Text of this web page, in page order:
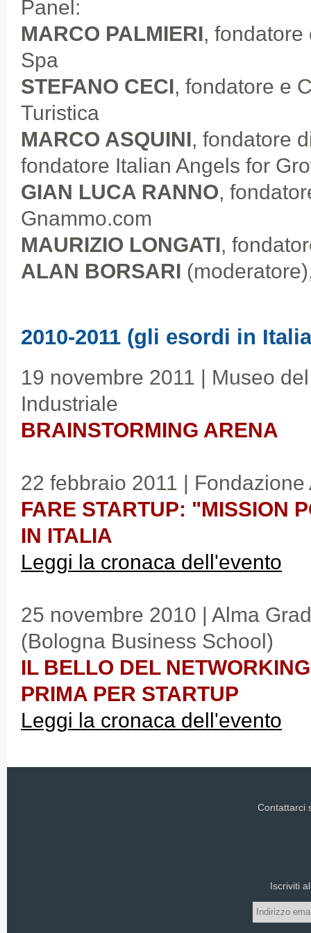
Panel:
MARCO PALMIERI, fondatore
Spa
STEFANO CECI, fondatore e
Turistica
MARCO ASQUINI, fondatore
fondatore Italian Angels for
GIAN LUCA RANNO,
Gnammo.com
MAURIZIO LONGATI,
ALAN BORSARI
2010-2011 (gli esordi in
19 novembre 2011 | Museo
Industriale
BRAINSTORMING ARENA
22 febbraio 2011 | Fondazione
FARE STARTUP: "MISSION
IN ITALIA
Leggi la cronaca dell'evento
25 novembre 2010 | Alma
(Bologna Business School)
IL BELLO DEL
PRIMA PER STARTUP
Leggi la cronaca dell'evento
Contattarci
Iscriviti